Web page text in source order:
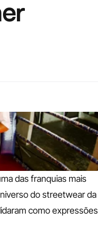
das franquias mais
do streetwear da
como expressões